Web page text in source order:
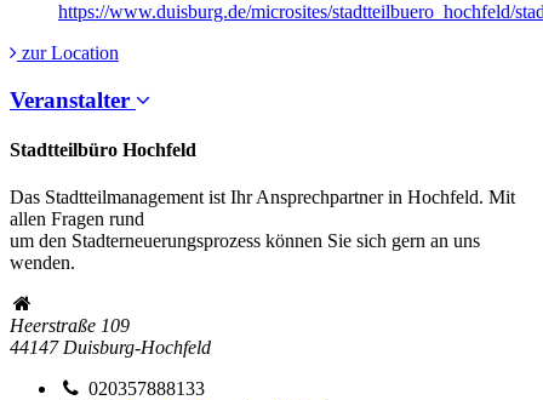
https://www.duisburg.de/microsites/stadtteilbuero_hochfeld/
zur Location
Veranstalter
Stadtteilbüro Hochfeld
Das Stadtteilmanagement ist Ihr Ansprechpartner in Hochfeld. Mit
allen Fragen rund
um den Stadterneuerungsprozess können Sie sich gern an uns
wenden.
Heerstraße 109
44147 Duisburg-Hochfeld
020357888133